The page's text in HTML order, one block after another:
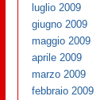
luglio 2009
giugno 2009
maggio 2009
aprile 2009
marzo 2009
febbraio 2009